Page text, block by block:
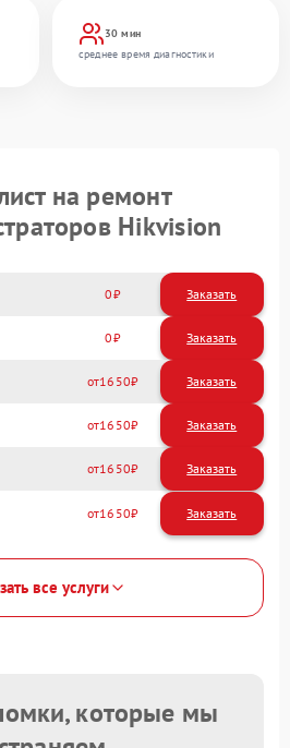
30 мин
среднее время диагностики
на ремонт
Hikvision
0 Заказать
0 Заказать
1650
1650
1650
1650
все услуги
которые мы